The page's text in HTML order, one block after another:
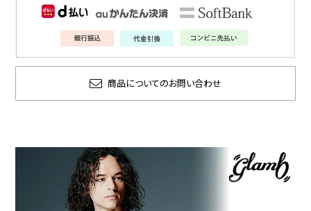
商品についてのお問い合わせ